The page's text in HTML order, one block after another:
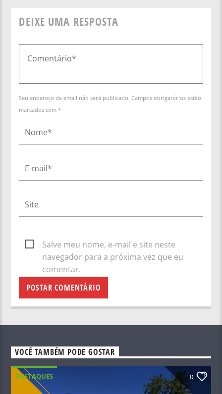
DEIXE UMA RESPOSTA
Seu endereço de email não será publicado. Campos obrigatórios estão
marcados com *
Salve meu nome, e-mail e site neste
navegador para a próxima vez que eu
comentar.
VOCÊ TAMBÉM PODE GOSTAR
DESTAQUES 0